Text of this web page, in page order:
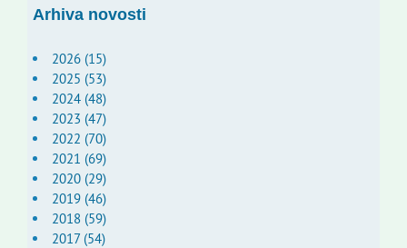
Arhiva novosti
2026 (15)
2025 (53)
2024 (48)
2023 (47)
2022 (70)
2021 (69)
2020 (29)
2019 (46)
2018 (59)
2017 (54)